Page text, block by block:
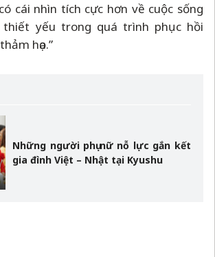
cái nhìn tích cực hơn về cuộc sống
yếu trong quá trình phục hồi
họa.”
Những người phụ nữ nỗ lực gắn kết
gia đình Việt – Nhật tại Kyushu